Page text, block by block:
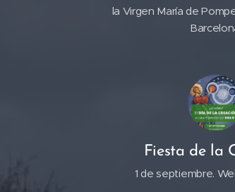
la Virgen María de
Fiesta de la
1 de septiembre.